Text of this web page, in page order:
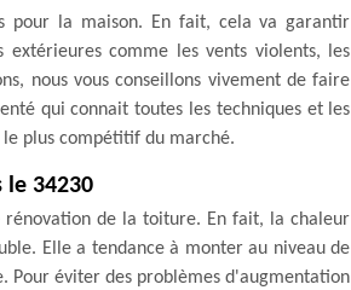
pour la maison. En fait, cela va garantir
extérieures comme les vents violents, les
nous vous conseillons vivement de faire
qui connait toutes les techniques et les
plus compétitif du marché.
34230
de la toiture. En fait, la chaleur
Elle a tendance à monter au niveau de
Pour éviter des problèmes d'augmentation